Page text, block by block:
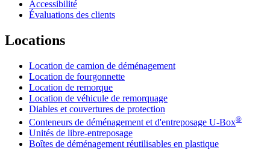
Accessibilité
Évaluations des clients
Locations
Location de camion de déménagement
Location de fourgonnette
Location de remorque
Location de véhicule de remorquage
Diables et couvertures de protection
Conteneurs de déménagement et d'entreposage U-Box®
Unités de libre-entreposage
Boîtes de déménagement réutilisables en plastique